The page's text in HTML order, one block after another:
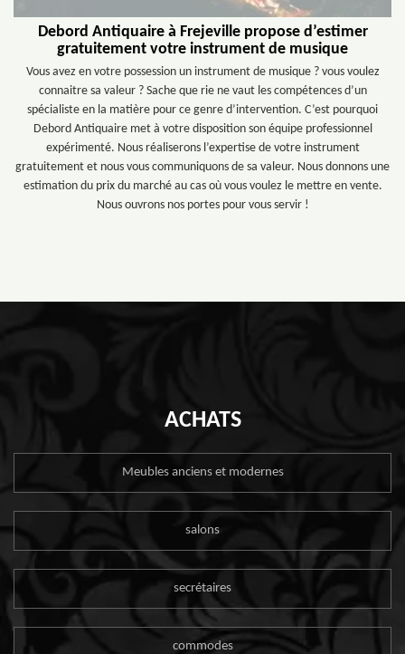
Debord Antiquaire à Frejeville propose d’estimer
gratuitement votre instrument de musique
Vous avez en votre possession un instrument de musique ? vous voulez
connaitre sa valeur ? Sache que rie ne vaut les compétences d’un
spécialiste en la matière pour ce genre d’intervention. C’est pourquoi
Debord Antiquaire met à votre disposition son équipe professionnel
expérimenté. Nous réaliserons l’expertise de votre instrument
gratuitement et nous vous communiquons de sa valeur. Nous donnons une
estimation du prix du marché au cas où vous voulez le mettre en vente.
Nous ouvrons nos portes pour vous servir !
ACHATS
Meubles anciens et modernes
salons
secrétaires
commodes